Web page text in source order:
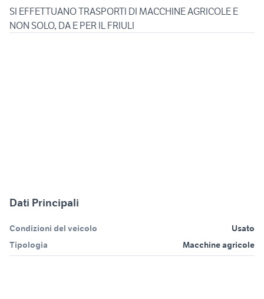
SI EFFETTUANO TRASPORTI DI MACCHINE AGRICOLE E
Dati Principali
Condizioni del veicolo
Usato
Tipologia
Macchine agricole